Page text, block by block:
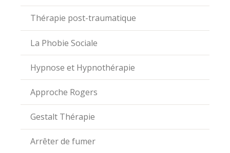
Thérapie post-traumatique
La Phobie Sociale
Hypnose et Hypnothérapie
Approche Rogers
Gestalt Thérapie
Arrêter de fumer